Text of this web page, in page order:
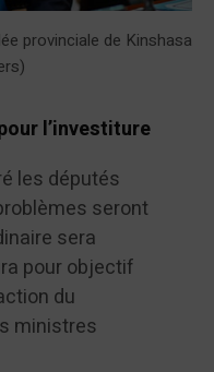
provinciale de Kinshasa
l’investiture
les députés
seront
sera
pour objectif
du
ministres